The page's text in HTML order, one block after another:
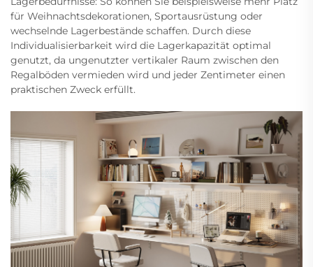
für Weihnachtsdekorationen, Sportausrüstung oder
wechselnde Lagerbestände schaffen. Durch diese
Individualisierbarkeit wird die Lagerkapazität optimal
genutzt, da ungenutzter vertikaler Raum zwischen den
Regalböden vermieden wird und jeder Zentimeter einen
praktischen Zweck erfüllt.